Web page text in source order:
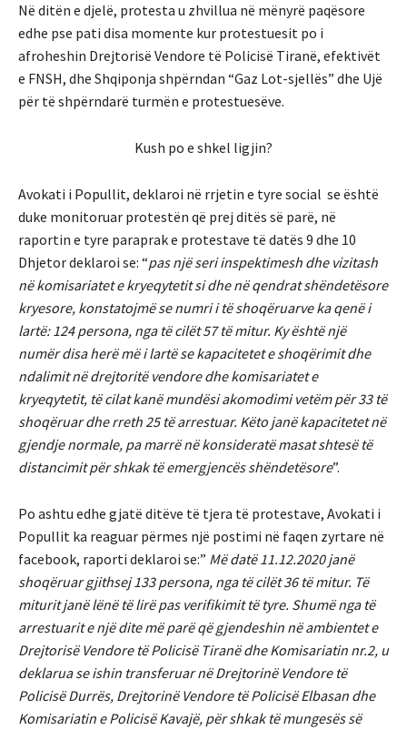
Në ditën e djelë, protesta u zhvillua në mënyrë paqësore
edhe pse pati disa momente kur protestuesit po i
afroheshin Drejtorisë Vendore të Policisë Tiranë, efektivët
e FNSH, dhe Shqiponja shpërndan “Gaz Lot-sjellës” dhe Ujë
për të shpërndarë turmën e protestuesëve.
Kush po e shkel ligjin?
Avokati i Popullit, deklaroi në rrjetin e tyre social se është
duke monitoruar protestën që prej ditës së parë, në
raportin e tyre paraprak e protestave të datës 9 dhe 10
Dhjetor deklaroi se: “pasnjë seri inspektimesh dhe vizitash
në komisariatet e kryeqytetit si dhe në qendrat shëndetësore
kryesore, konstatojmë se numri i të shoqëruarve ka qenë i
lartë: 124 persona, nga të cilët 57 të mitur. Ky është një
numër disa herë më i lartë se kapacitetet e shoqërimit dhe
ndalimit në drejtoritë vendore dhe komisariatet e
kryeqytetit, të cilat kanë mundësi akomodimi vetëm për 33 të
shoqëruar dhe rreth 25 të arrestuar. Këto janë kapacitetet në
gjendje normale, pa marrë në konsideratë masat shtesë të
distancimit për shkak të emergjencës shëndetësore”.
Po ashtu edhe gjatë ditëve të tjera të protestave, Avokati i
Popullit ka reaguar përmes një postimi në faqen zyrtare në
facebook, raporti deklaroi se:” Më datë 11.12.2020 janë
shoqëruar gjithsej 133 persona, nga të cilët 36 të mitur. Të
miturit janë lënë të lirë pas verifikimit të tyre. Shumë nga të
arrestuarit e një dite më parë që gjendeshin në ambientet e
Drejtorisë Vendore të Policisë Tiranë dhe Komisariatin nr.2, u
deklarua se ishin transferuar në Drejtorinë Vendore të
Policisë Durrës, Drejtorinë Vendore të Policisë Elbasan dhe
Komisariatin e Policisë Kavajë, për shkak të mungesës së